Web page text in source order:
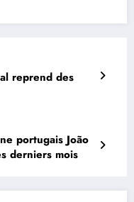
reprend des
portugais João
derniers mois